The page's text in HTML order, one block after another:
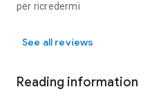
per ricredermi
See all reviews
Reading information